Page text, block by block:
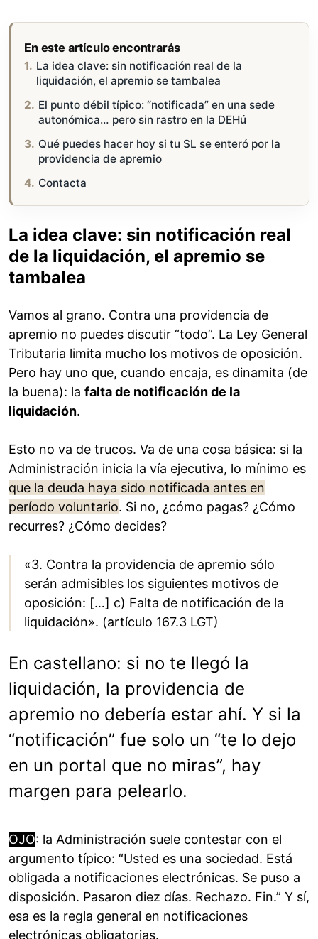
En este artículo encontrarás
La idea clave: sin notificación real de la
liquidación, el apremio se tambalea
El punto débil típico: “notificada” en una sede
autonómica… pero sin rastro en la DEHú
Qué puedes hacer hoy si tu SL se enteró por la
providencia de apremio
Contacta
La idea clave: sin notificación real
de la liquidación, el apremio se
tambalea
Vamos al grano. Contra una providencia de
apremio no puedes discutir “todo”. La Ley General
Tributaria limita mucho los motivos de oposición.
Pero hay uno que, cuando encaja, es dinamita (de
la buena): la falta de notificación de la
liquidación.
Esto no va de trucos. Va de una cosa básica: si la
Administración inicia la vía ejecutiva, lo mínimo es
que la deuda haya sido notificada antes en
período voluntario. Si no, ¿cómo pagas? ¿Cómo
recurres? ¿Cómo decides?
«3. Contra la providencia de apremio sólo
serán admisibles los siguientes motivos de
oposición: […] c) Falta de notificación de la
liquidación». (artículo 167.3 LGT)
En castellano: si no te llegó la
liquidación, la providencia de
apremio no debería estar ahí. Y si la
“notificación” fue solo un “te lo dejo
en un portal que no miras”, hay
margen para pelearlo.
OJO: la Administración suele contestar con el
argumento típico: “Usted es una sociedad. Está
obligada a notificaciones electrónicas. Se puso a
disposición. Pasaron diez días. Rechazo. Fin.” Y sí,
esa es la regla general en notificaciones
electrónicas obligatorias.